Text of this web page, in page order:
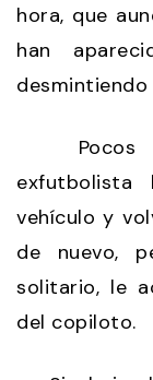
hora, que
han
Pocos
vehículo y
de nuevo,
solitario, le
del copiloto.